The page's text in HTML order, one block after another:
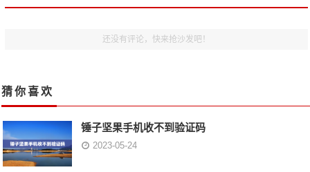
还没有评论，快来抢沙发吧！
猜你喜欢
锤子坚果手机收不到验证码
2023-05-24